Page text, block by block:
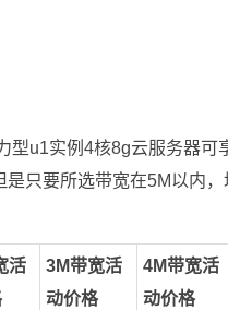
型u1实例4核8g云服务器可
只要所选带宽在5M以内
活
3M带宽活
动价格
4M带宽活
动价格